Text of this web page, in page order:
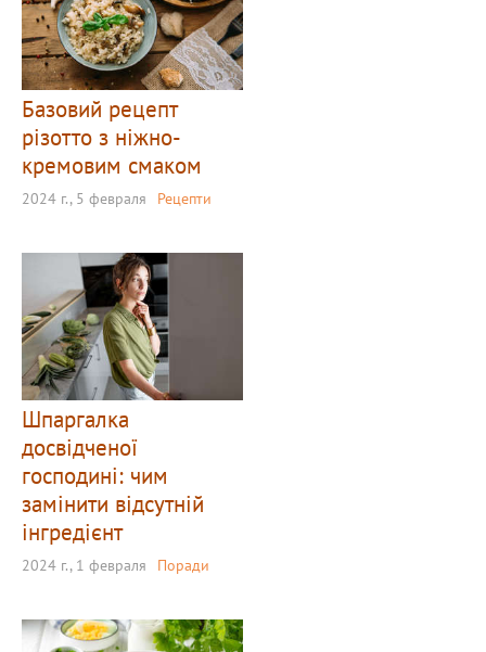
Базовий рецепт
різотто з ніжно-
кремовим смаком
2024 г., 5 февраля Рецепти
Шпаргалка
досвідченої
господині: чим
замінити відсутній
інгредієнт
2024 г., 1 февраля Поради